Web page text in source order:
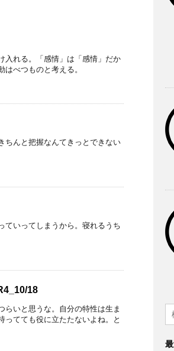
入れる。「感情」は「感情」だか
べつものと考える。
ちんと把握なんてきっとできない
ていってしまうから。寝れるうち
18
らいと思うな。自分の特性は生ま
ってても役に立たたないよね。と